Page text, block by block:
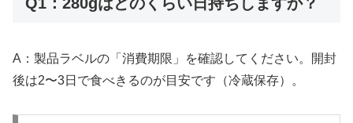
A：製品ラベルの「消費期限」を確認してください。開封
後は2〜3日で食べきるのが目安です（冷蔵保存）。